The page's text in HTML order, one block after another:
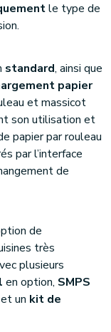
le type de
standard, ainsi que
papier
et massicot
son utilisation et
papier par rouleau
par l’interface
de
de
très
plusieurs
en option, SMPS
et un kit de